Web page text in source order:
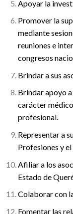
Apoyar la
Promover la
mediante
reuniones e
congresos
Brindar a sus
Brindar apoyo
carácter
profesional.
Representar a
Profesiones y
Afiliar a los
Estado de
Colaborar con
Fomentar las